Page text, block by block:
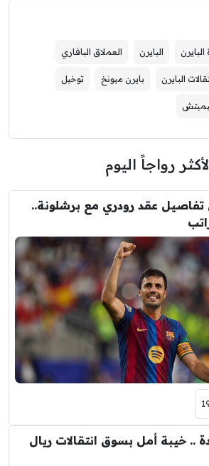
البايرن البايرن العملاق البافاري
البايرن بايرن ميونخ توخيل
رواجاً اليوم
عقد رودري مع برشلونة..
خيبة أمل بسوق انتقالات ريال